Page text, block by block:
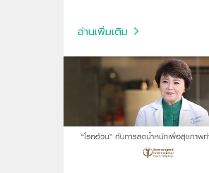
อ่านเพิ่มเติม